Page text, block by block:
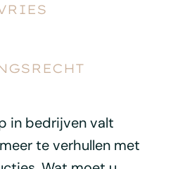
in bedrijven valt
te verhullen met